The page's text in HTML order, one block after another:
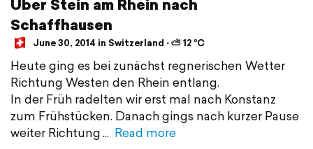
Schaffhausen
June 30, 2014 in Switzerland ⋅ ⛅ 12 °C
Heute ging es bei zunächst regnerischen Wetter
Richtung Westen den Rhein entlang.
In der Früh radelten wir erst mal nach Konstanz
zum Frühstücken. Danach gings nach kurzer Pause
weiter Richtung
Read more